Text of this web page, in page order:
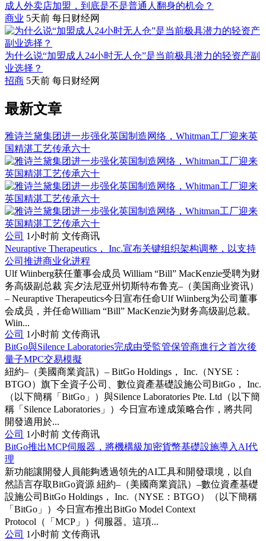
成人外卖店加盟，到底是不是普通人翻身的机会？
商业 5天前 每日财经网
为什么说“加盟成人24小时无人仓”是当前极具潜力的轻资产副
业选择？
招商 5天前 每日财经网
最新文章
雅诗兰黛集团进一步强化英国制造网络，Whitman工厂迎来英
国精湛工艺传承六十
公司 1小时前 文传商讯
Neuraptive Therapeutics， Inc.宣布关键组织架构调整，以支持
公司推进商业化进程
Ulf Wiinberg获任董事会成员 William “Bill” MacKenzie受聘为财
务高级副总裁 宾夕法尼亚州切斯特布鲁克–（美国商业资讯）
– Neuraptive Therapeutics今日宣布任命Ulf Wiinberg为公司董事
会成员，并任命William “Bill” MacKenzie为财务高级副总裁。
Wiin...
公司 1小时前 文传商讯
BitGo與Silence Laboratories完成由受監管保管商進行之首次後
量子MPC交易模擬
紐約–（美國商業資訊）– BitGo Holdings， Inc.（NYSE：
BTGO）旗下全資子公司、數位資產基礎設施公司BitGo， Inc.
（以下簡稱「BitGo」）與Silence Laboratories Pte. Ltd（以下簡
稱「Silence Laboratories」）今日宣布達成策略合作，將共同
開發適用於...
公司 1小时前 文传商讯
BitGo推出MCP伺服器，將機構級加密貨幣基礎設施導入AI代
理
新功能讓開發人員能夠透過領先的AI工具和開發環境，以自
然語言存取BitGo資源 紐約–（美國商業資訊）–數位資產基礎
設施公司BitGo Holdings， Inc.（NYSE：BTGO）（以下簡稱
「BitGo」）今日宣布推出BitGo Model Context
Protocol（「MCP」）伺服器。這項...
公司 1小时前 文传商讯